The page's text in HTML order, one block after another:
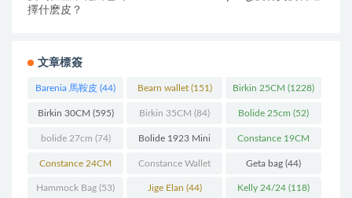
擇什麽皮？
文章標簽
Barenia 馬鞍皮 (44) Bearn wallet(151) Birkin 25CM (1228)
Birkin 30CM (595) Birkin 35CM (84) Bolide 25cm (52)
bolide 27cm (74) Bolide 1923 Mini
(93)
Constance 19CM
(571)
Constance 24CM
(216)
Constance Wallet
(60)
Geta bag (44)
Hammock Bag (53) Jige Elan (44) Kelly 24/24 (118)